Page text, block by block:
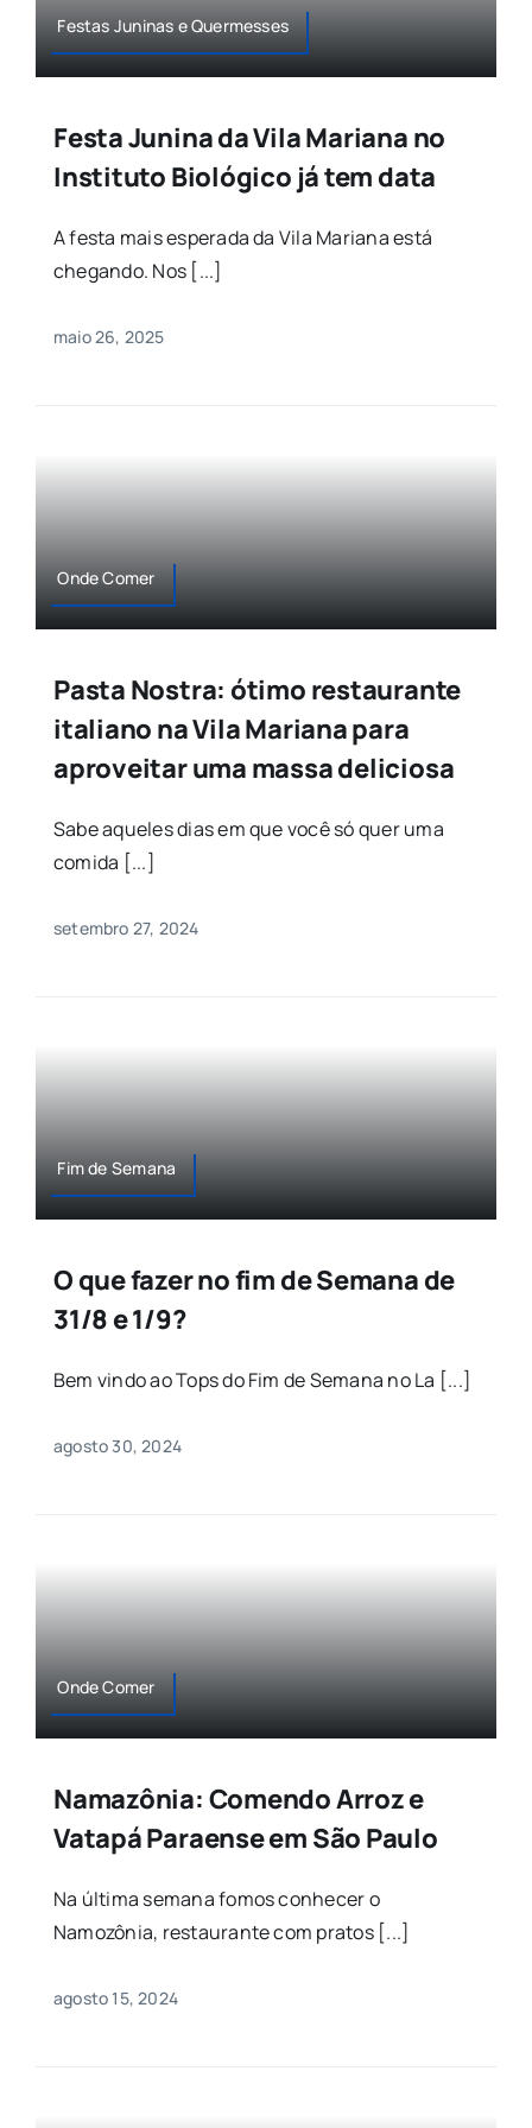
Agenda
resultados
para:
Festas Juninas e Quermesses
Festa Junina da Vila Mariana no
Instituto Biológico já tem data
A festa mais esperada da Vila Mariana está
chegando. Nos [...]
maio 26, 2025
Onde Comer
Pasta Nostra: ótimo restaurante
italiano na Vila Mariana para
aproveitar uma massa deliciosa
Sabe aqueles dias em que você só quer uma
comida [...]
setembro 27, 2024
Fim de Semana
O que fazer no fim de Semana de
31/8 e 1/9?
Bem vindo ao Tops do Fim de Semana no La [...]
agosto 30, 2024
Onde Comer
Namazônia: Comendo Arroz e
Vatapá Paraense em São Paulo
Na última semana fomos conhecer o
Namozônia, restaurante com pratos [...]
agosto 15, 2024